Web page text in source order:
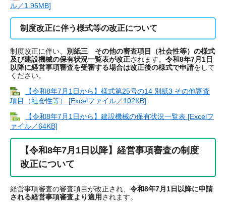
ル／1.96MB]
制度改正に伴う様式等の改正について
制度改正に伴い、 別紙三 その他の審査項目（社会性等）の様式
及び建設機械の保有状況一覧表が改正されます。 令和8年7月1日
以降に経営事項審査を受審する場合は改正後の様式で申請をして
ください。
【令和8年7月1日から】様式第25号の14 別紙3 その他審査
項目（社会性等） [Excelファイル／102KB]
【令和8年7月1日から】建設機械の保有状況一覧表 [Excelフ
ァイル／64KB]
【令和8年7月1日以降】経営事項審査の制度
改正について
経営事項審査の審査項目が改正され、 令和8年7月1日以降に申請
される経営事項審査より適用されます。